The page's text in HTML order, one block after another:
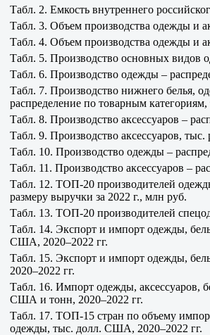
Табл. 2. Емкость внутреннего
Табл. 3. Объем производства одежды и
Табл. 4. Объем производства одежды и
Табл. 5. Производство основных видов
Табл. 6. Производство одежды –
Табл. 7. Производство нижнего белья,
распределение по товарным
Табл. 8. Производство аксессуаров –
Табл. 9. Производство аксессуаров, тыс.
Табл. 10. Производство одежды –
Табл. 11. Производство аксессуаров –
Табл. 12. ТОП-20 производителей
размеру выручки за 2022 г., млн руб.
Табл. 13. ТОП-20 производителей
Табл. 14. Экспорт и импорт одежды,
США, 2020–2022 гг.
Табл. 15. Экспорт и импорт одежды,
2020–2022 гг.
Табл. 16. Импорт одежды, аксессуаров,
США и тонн, 2020–2022 гг.
Табл. 17. ТОП-15 стран по объему
одежды, тыс. долл. США, 2020–2022 гг.